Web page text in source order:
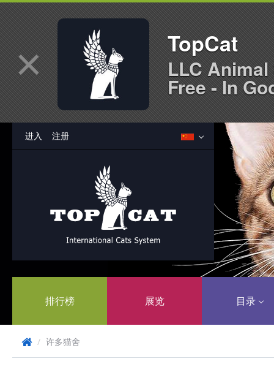
进入 注册
排行榜 展览 目录
/ 许多猫舍
× TopCat
LLC
Free - In